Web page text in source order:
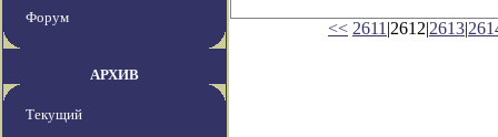
Форум
АРХИВ
Текущий
<< 2611 |2612|2613|